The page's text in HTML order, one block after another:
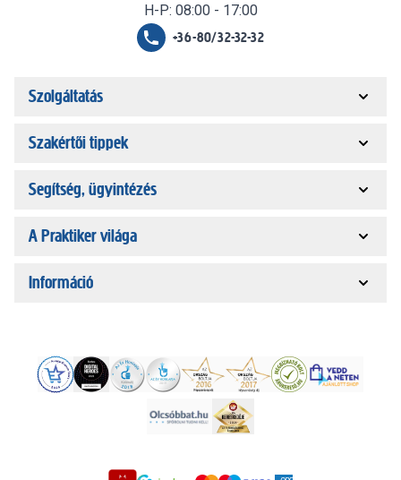
H-P: 08:00 - 17:00
+36-80/32-32-32
Szolgáltatás
Szakértői tippek
Segítség, ügyintézés
A Praktiker világa
Információ